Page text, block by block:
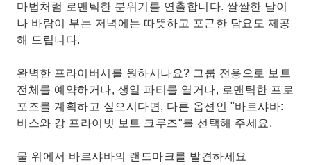
마법처럼 로맨틱한 분위기를 연출합니다. 쌀쌀한 날이
나 바람이 부는 저녁에는 따뜻하고 포근한 담요도 제공
해 드립니다.
완벽한 프라이버시를 원하시나요? 그룹 전용으로 보트
전체를 예약하거나, 생일 파티를 열거나, 로맨틱한 프로
포즈를 계획하고 싶으시다면, 다른 옵션인 "바르샤바:
비스와 강 프라이빗 보트 크루즈"를 선택해 주세요.
물 위에서 바르샤바의 랜드마크를 발견하세요